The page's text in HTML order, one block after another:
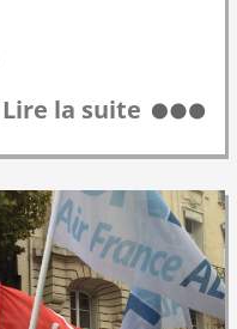
Lire la suite